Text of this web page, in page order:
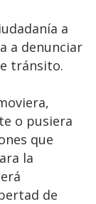
a
a denunciar
tránsito.
o pusiera
que
la
de